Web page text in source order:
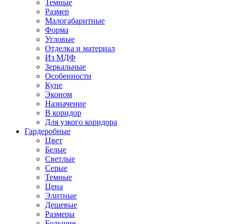
Темные
Размер
Малогабаритные
Форма
Угловые
Отделка и материал
Из МДФ
Зеркальные
Особенности
Купе
Эконом
Назначение
В коридор
Для узкого коридора
Гардеробные
Цвет
Белые
Светлые
Серые
Темные
Цена
Элитные
Дешевые
Размеры